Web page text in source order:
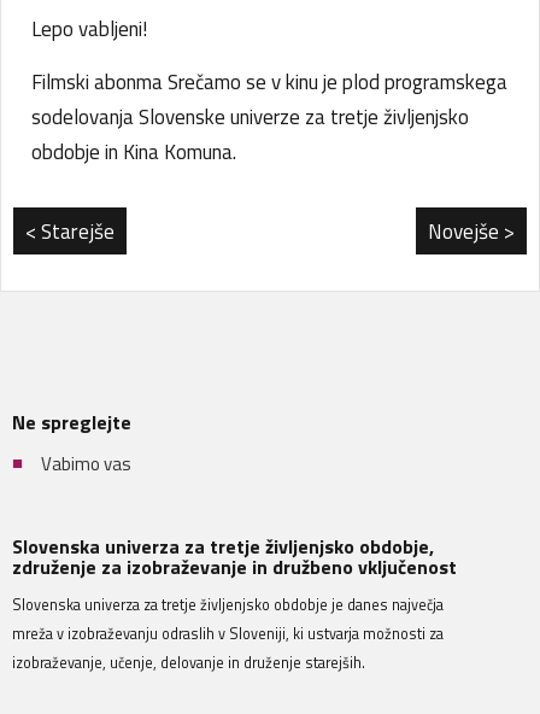
Lepo vabljeni!
Filmski abonma Srečamo se v kinu je plod programskega
sodelovanja Slovenske univerze za tretje življenjsko
obdobje in Kina Komuna.
< Starejše Novejše >
Ne spreglejte
Vabimo vas
Slovenska univerza za tretje življenjsko obdobje,
združenje za izobraževanje in družbeno vključenost
Slovenska univerza za tretje življenjsko obdobje je danes največja
mreža v izobraževanju odraslih v Sloveniji, ki ustvarja možnosti za
izobraževanje, učenje, delovanje in druženje starejših.